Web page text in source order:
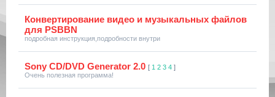
Конвертирование видео и музыкальных файлов
для PSBBN
подробная инструкция,подробности внутри
Sony CD/DVD Generator 2.0 [ 1 2 3 4 ]
Очень полезная программа!